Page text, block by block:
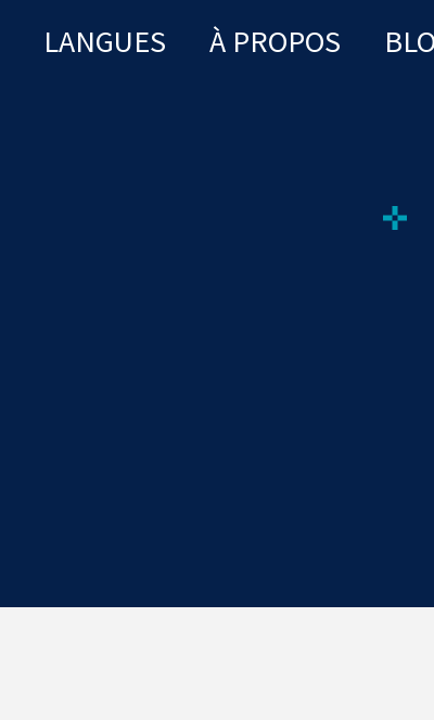
LANGUES À PROPOS